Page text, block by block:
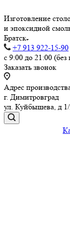
Изготовление
и эпоксидной
Братск
+7 913 922-15-90
с 9:00 до 21:00
Заказать звонок
Адрес
г. Димитровград
ул. Куйбышева, д